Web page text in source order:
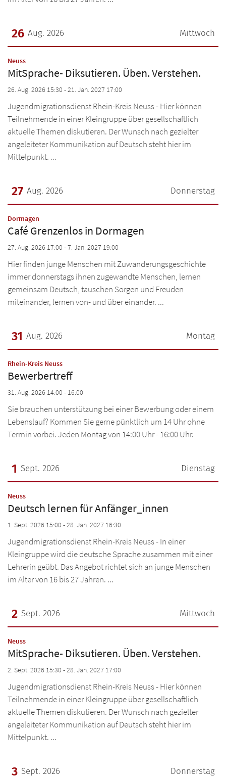
Mittwoch
26 Aug. 2026
Datum: 26. August 2026
Neuss:
MitSprache- Diksutieren. Üben. Verstehen.
26. Aug. 2026 15:30 - 21. Jan. 2027 17:00
Jugendmigrationsdienst Rhein-Kreis Neuss - Hier können
Teilnehmende in einer Kleingruppe über gesellschaftlich
aktuelle Themen diskutieren. Der Wunsch nach gezielter
angeleiteter Kommunikation auf Deutsch steht hier im
Mittelpunkt. ...
Donnerstag
27 Aug. 2026
Datum: 27. August 2026
Dormagen
Café Grenzenlos in Dormagen
27. Aug. 2026 17:00 - 7. Jan. 2027 19:00
Hier finden junge Menschen mit Zuwanderungsgeschichte
immer donnerstags ihnen zugewandte Menschen, lernen
gemeinsam Deutsch, tauschen Sorgen und Freuden
miteinander, lernen von- und über einander. ...
Montag
31 Aug. 2026
Datum: 31. August 2026
Rhein-Kreis Neuss:
Bewerbertreff
31. Aug. 2026 14:00 - 16:00
Sie brauchen unterstützung bei einer Bewerbung oder einem
Lebenslauf? Kommen Sie gerne pünktlich um 14 Uhr ohne
Termin vorbei. Jeden Montag von 14:00 Uhr - 16:00 Uhr.
Dienstag
1 Sept. 2026
Datum: 1. September 2026
Neuss:
Deutsch lernen für Anfänger_innen
1. Sept. 2026 15:00 - 28. Jan. 2027 16:30
Jugendmigrationsdienst Rhein-Kreis Neuss - In einer
Kleingruppe wird die deutsche Sprache zusammen mit einer
Lehrerin geübt. Das Angebot richtet sich an junge Menschen
im Alter von 16 bis 27 Jahren. ...
Mittwoch
2 Sept. 2026
Datum: 2. September 2026
Neuss:
MitSprache- Diksutieren. Üben. Verstehen.
2. Sept. 2026 15:30 - 28. Jan. 2027 17:00
Jugendmigrationsdienst Rhein-Kreis Neuss - Hier können
Teilnehmende in einer Kleingruppe über gesellschaftlich
aktuelle Themen diskutieren. Der Wunsch nach gezielter
angeleiteter Kommunikation auf Deutsch steht hier im
Mittelpunkt. ...
Donnerstag
3 Sept. 2026